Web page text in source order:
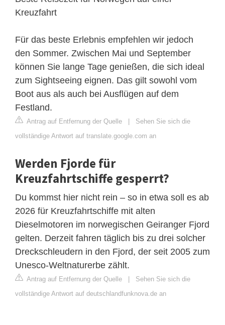
Kreuzfahrt
Für das beste Erlebnis empfehlen wir jedoch
den Sommer. Zwischen Mai und September
können Sie lange Tage genießen, die sich ideal
zum Sightseeing eignen. Das gilt sowohl vom
Boot aus als auch bei Ausflügen auf dem
Festland.
Antrag auf Entfernung der Quelle | Sehen Sie sich die
vollständige Antwort auf translate.google.com an
Werden Fjorde für
Kreuzfahrtschiffe gesperrt?
Du kommst hier nicht rein – so in etwa soll es ab
2026 für Kreuzfahrtschiffe mit alten
Dieselmotoren im norwegischen Geiranger Fjord
gelten. Derzeit fahren täglich bis zu drei solcher
Dreckschleudern in den Fjord, der seit 2005 zum
Unesco-Weltnaturerbe zählt.
Antrag auf Entfernung der Quelle | Sehen Sie sich die
vollständige Antwort auf deutschlandfunknova.de an